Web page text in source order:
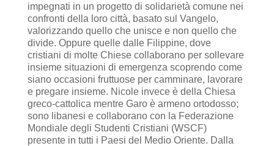
impegnati in un progetto di solidarietà comune nei
confronti della loro città, basato sul Vangelo,
valorizzando quello che unisce e non quello che
divide. Oppure quelle dalle Filippine, dove
cristiani di molte Chiese collaborano per sollevare
insieme situazioni di emergenza scoprendo come
siano occasioni fruttuose per camminare, lavorare
e pregare insieme. Nicole invece è della Chiesa
greco-cattolica mentre Garo è armeno ortodosso;
sono libanesi e collaborano con la Federazione
Mondiale degli Studenti Cristiani (WSCF)
presente in tutti i Paesi del Medio Oriente. Dalla